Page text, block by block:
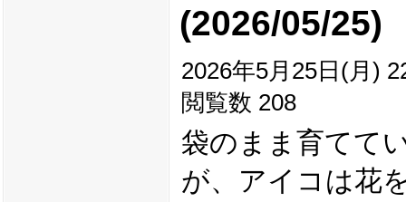
(2026/05/25)
2026年5月25日(月)
閲覧数 208
袋のまま育てて
が、アイコは花